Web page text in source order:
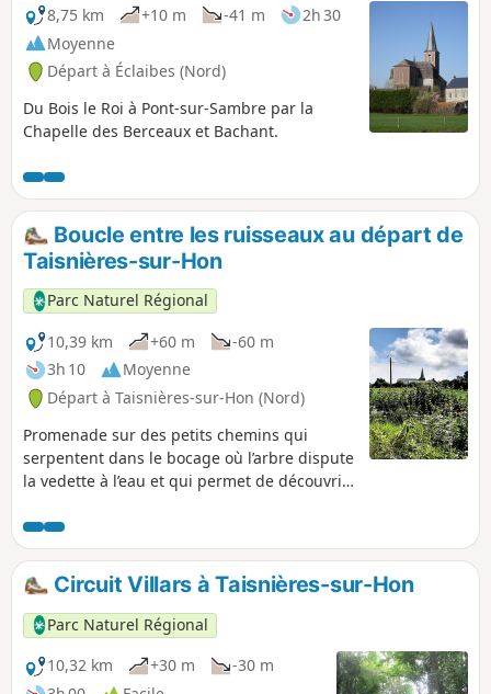
8,75 km
+10 m -41 m
2h 30
Moyenne
Départ à Éclaibes (Nord)
Du Bois le Roi à Pont-sur-Sambre par la
Chapelle des Berceaux et Bachant.
Boucle entre les ruisseaux au départ de
Taisnières-sur-Hon
Parc Naturel Régional
10,39 km
+60 m
-60 m
3h 10
Moyenne
Départ à Taisnières-sur-Hon (Nord)
Promenade sur des petits chemins qui
serpentent dans le bocage où l’arbre dispute
la vedette à l’eau et qui permet de découvrir
Circuit Villars à Taisnières-sur-Hon
Parc Naturel Régional
10,32 km
+30 m
-30 m